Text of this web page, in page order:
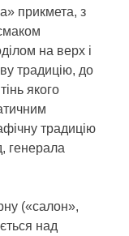
прикмета, з
на верх і
традицію, до
якого
традицію
генерала
(«салон»,
над